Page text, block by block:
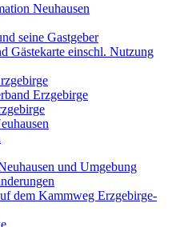
Neuhausen
seine Gastgeber
Gästekarte einschl. Nutzung
Erzgebirge
und Umgebung
dem Kammweg Erzgebirge-